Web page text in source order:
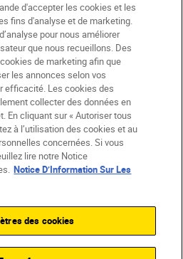
de confidentialité
Store
les cookies
Accessibilité
d'accepter les cookies et les
fins d'analyse et de marketing.
pour nous améliorer
que nous recueillons. Des
de marketing afin que
les annonces selon vos
efficacité. Les cookies des
collecter des données en
En cliquant sur « Autoriser tous
à l’utilisation des cookies et au
concernées. Si vous
lire notre Notice
Notice D’Information Sur Les
des cookies